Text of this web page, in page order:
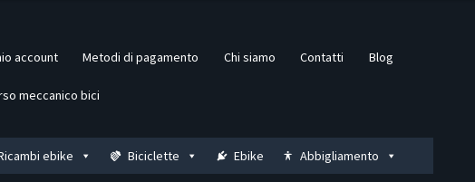
account Metodi di pagamento Chi siamo Contatti Blog
meccanico bici
ebike Biciclette Ebike Abbigliamento